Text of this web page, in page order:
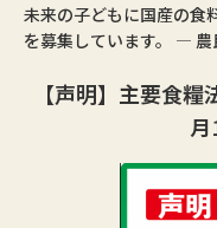
未来の子どもに国産の食
を募集しています。 ―
【声明】主要食